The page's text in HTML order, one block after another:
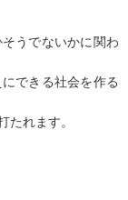
うでないかに関わ
できる社会を作る
たれます。